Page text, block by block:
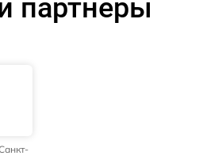
партнёры